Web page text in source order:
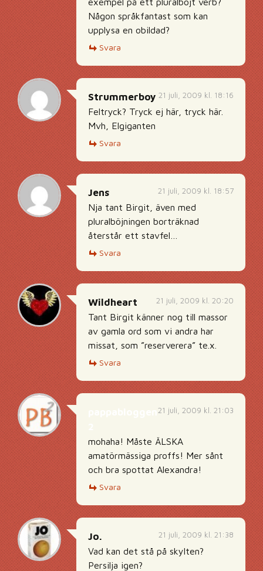
Någon språkfantast som kan
upplysa en obildad?
Svara
21 juli, 2009 kl. 18:16
Strummerboy
Feltryck? Tryck ej här, tryck här.
Mvh, Elgiganten
Svara
21 juli, 2009 kl. 18:57
Jens
Nja tant Birgit, även med
pluralböjningen borträknad
återstår ett stavfel…
Svara
21 juli, 2009 kl. 20:20
Wildheart
Tant Birgit känner nog till massor
av gamla ord som vi andra har
missat, som ”reserverera” te.x.
Svara
21 juli, 2009 kl. 21:03
mohaha! Måste ÄLSKA
amatörmässiga proffs! Mer sånt
och bra spottat Alexandra!
Svara
21 juli, 2009 kl. 21:38
Jo.
Vad kan det stå på skylten?
Persilja igen?